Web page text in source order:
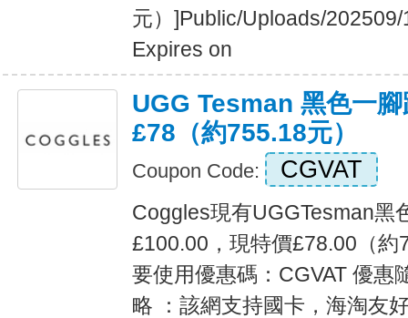
元）]Public/Uploads/
Expires on
UGG Tesman 黑色一
£78（約755.18元）
Coupon Code: CGVAT
Coggles現有UGGTesman黑
£100.00，現特價£78.00（約
要使用優惠碼：CGVAT 優惠
略 ：該網支持國卡，海淘友